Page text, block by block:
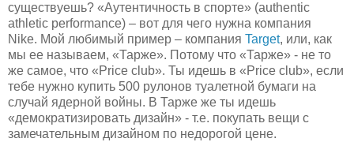
существуешь? «Аутентичность в спорте» (authentic
athletic performance) – вот для чего нужна компания
Nike. Мой любимый пример – компания Target, или, как
мы ее называем, «Тарже». Потому что «Тарже» - не то
же самое, что «Price club». Ты идешь в «Price club», если
тебе нужно купить 500 рулонов туалетной бумаги на
случай ядерной войны. В Тарже же ты идешь
«демократизировать дизайн» - т.е. покупать вещи с
замечательным дизайном по недорогой цене.